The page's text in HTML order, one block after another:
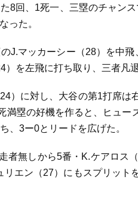
8回、1死一、三塁のチャン
った。
J.マッカーシー（28）を中
を左飛に打ち取り、三者凡退
）に対し、大谷の第1打席は
満塁の好機を作ると、ヒュー
、3ー0とリードを広げた。
者無しから5番・K.ケアロス
エン（27）にもスプリット